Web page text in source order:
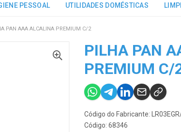
PESSOAL UTILIDADES DOMÉSTICAS
PAN AAA ALCALINA PREMIUM C/2
PILHA PAN
PREMIUM C/
Código do Fabricante:
Código: 68346